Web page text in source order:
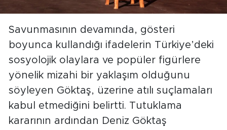
Savunmasının devamında, gösteri
boyunca kullandığı ifadelerin Türkiye’deki
sosyolojik olaylara ve popüler figürlere
yönelik mizahi bir yaklaşım olduğunu
söyleyen Göktaş, üzerine atılı suçlamaları
kabul etmediğini belirtti. Tutuklama
kararının ardından Deniz Göktaş